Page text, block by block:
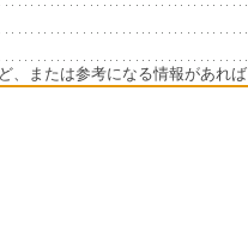
、または参考になる情報があれ